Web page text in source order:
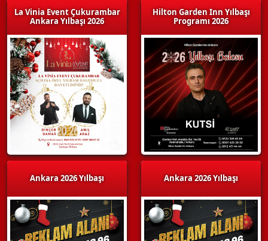
La Vinia Event Çukurambar
Ankara Yılbaşı 2026
Ankara 2026 Yılbaşı
Hilton Garden Inn Yılbaşı
Programı 2026
Ankara 2026 Yılbaşı